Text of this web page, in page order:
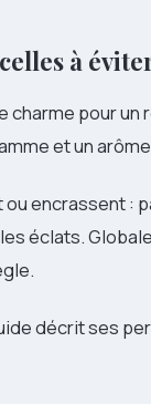
à
charme pour un
et un
encrassent :
éclats.
décrit ses